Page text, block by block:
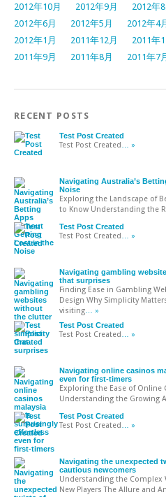
2012年10月
2012年9月 2012年
2012年6月
2012年5月 2012年4
2012年1月
2011年12月 2011年
2011年9月
2011年8月 2011年7
RECENT POSTS
Test Post Created
Test Post Created … »
Navigating Australia’s
Noise
Exploring the Landscape of
to Know Understanding the
Test Post Created
Test Post Created … »
Navigating gambling
that surprises
Finding Ease in Gambling
Design Why Simplicity
visiting … »
Test Post Created
Test Post Created … »
Navigating online casinos
even for first-timers
Exploring the Ease of Online
Understanding the Growing
Test Post Created
Test Post Created … »
Navigating the unexpected
cautious newcomers
Understanding the Complex
New Players The Allure and